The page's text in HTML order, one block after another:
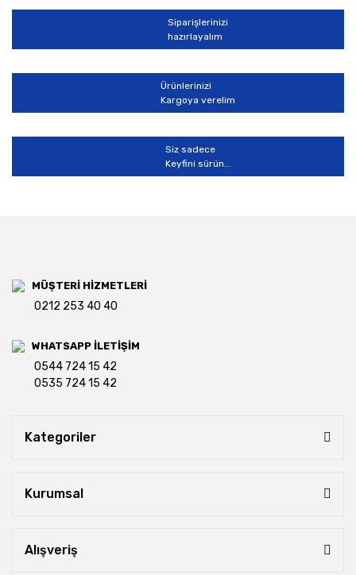
Gönder
Siparişlerinizi
hazırlayalım
Ürünlerinizi
Kargoya verelim
Siz sadece
Keyfini sürün...
MÜŞTERİ HİZMETLERİ
0212 253 40 40
WHATSAPP İLETİŞİM
0544 724 15 42
0535 724 15 42
Kategoriler
Kurumsal
Alışveriş